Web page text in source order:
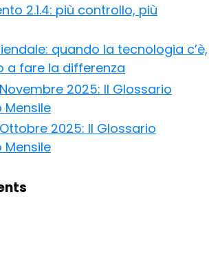
2.1.4: più controllo, più
quando la tecnologia c’è,
a fare la differenza
2025: Il Glossario
2025: Il Glossario